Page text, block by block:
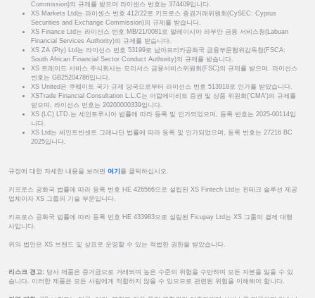
Commission)의 규제를 받으며 라이센스 번호는 374409입니다.
XS Markets Ltd는 라이센스 번호 412/22로 키프로스 증권거래위원회(CySEC: Cyprus
Securities and Exchange Commission)의 규제를 받습니다.
XS Finance Ltd는 라이선스 번호 MB/21/0081로 말레이시아 라부안 금융 서비스청(Labuan
Financial Services Authority)의 규제를 받습니다.
XS ZA (Pty) Ltd는 라이선스 번호 53199로 남아프리카공화국 금융부문행위감독청(FSCA:
South African Financial Sector Conduct Authority)의 규제를 받습니다.
XS 트레이드 서비스 주식회사는 모리셔스 금융서비스위원회(FSC)의 규제를 받으며, 라이선스
번호는 GB25204786입니다.
XS United은 쿠웨이트 국가 규제 당국으로부터 라이선스 번호 513918로 인가를 받았습니다.
XSTrade Financial Consultation L.L.C는 아랍에미리트 증권 및 상품 위원회('CMA')의 규제를
받으며, 라이선스 번호는 20200000339입니다.
XS (LC) LTD.는 세인트루시아 법률에 따라 등록 및 인가되었으며, 등록 번호는 2025-00114입
니다.
XS Ltd는 세인트빈센트 그레나딘 법률에 따라 등록 및 인가되었으며, 등록 번호는 27216 BC
2025입니다.
규정에 대한 자세한 내용을 보려면 여기 를 클릭하십시오.
키프로스 공화국 법률에 따라 등록 번호 HE 426566으로 설립된 XS Fintech Ltd는 핀테크 솔루션 제공
업체이자 XS 그룹의 기술 부문입니다.
키프로스 공화국 법률에 따라 등록 번호 HE 433983으로 설립된 Ficupay Ltd는 XS 그룹의 결제 대행
사입니다.
위의 법인은 XS 브랜드 및 상표로 운영할 수 있는 적법한 권한을 받았습니다.
리스크 경고: 당사 제품은 증거금으로 거래되며 높은 수준의 위험을 수반하며 모든 자본을 잃을 수 있
습니다. 이러한 제품은 모든 사람에게 적합하지 않을 수 있으므로 관련된 위험을 이해해야 합니다.